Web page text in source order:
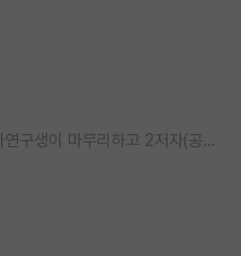
석사졸업 후 논문 직접 마무리 1저자 vs. 타연구생이 마무리하고 2저자(공동저자)